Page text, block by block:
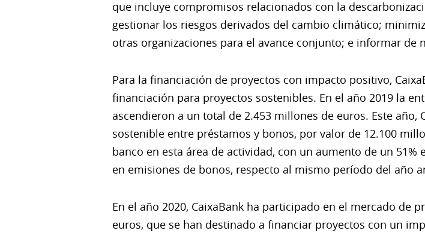
que incluye compromisos relacionados con la
gestionar los riesgos derivados del cambio climático;
otras organizaciones para el avance conjunto; e informar de
Para la financiación de proyectos con impacto positivo,
financiación para proyectos sostenibles. En el año 2019 la
ascendieron a un total de 2.453 millones de euros. Este
sostenible entre préstamos y bonos, por valor de 12.100
banco en esta área de actividad, con un aumento de un
en emisiones de bonos, respecto al mismo período del año
En el año 2020, CaixaBank ha participado en el mercado de
euros, que se han destinado a financiar proyectos con un